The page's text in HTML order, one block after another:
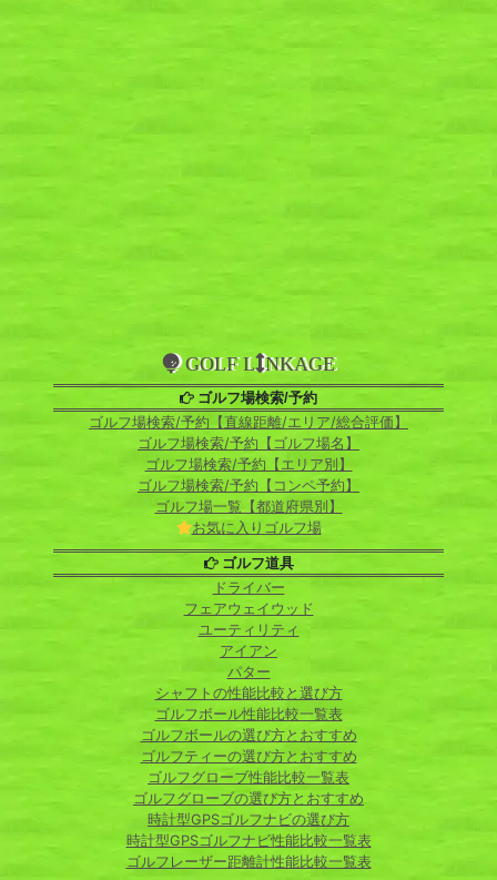
GOLF L NKAGE
ゴルフ場検索/予約
ゴルフ場検索/予約【直線距離/エリア/総合評価】
ゴルフ場検索/予約【ゴルフ場名】
ゴルフ場検索/予約【エリア別】
ゴルフ場検索/予約【コンペ予約】
ゴルフ場一覧【都道府県別】
お気に入りゴルフ場
ゴルフ道具
ドライバー
フェアウェイウッド
ユーティリティ
アイアン
パター
シャフトの性能比較と選び方
ゴルフボール性能比較一覧表
ゴルフボールの選び方とおすすめ
ゴルフティーの選び方とおすすめ
ゴルフグローブ性能比較一覧表
ゴルフグローブの選び方とおすすめ
時計型GPSゴルフナビの選び方
時計型GPSゴルフナビ性能比較一覧表
ゴルフレーザー距離計性能比較一覧表